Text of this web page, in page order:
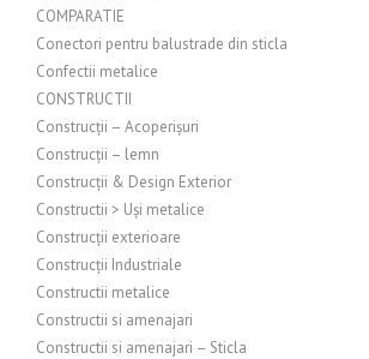
COMPARATIE
Conectori pentru balustrade din sticla
Confectii metalice
CONSTRUCTII
Construcții – Acoperișuri
Construcții – lemn
Construcții & Design Exterior
Constructii > Uși metalice
Construcții exterioare
Construcții Industriale
Constructii metalice
Constructii si amenajari
Constructii si amenajari – Sticla